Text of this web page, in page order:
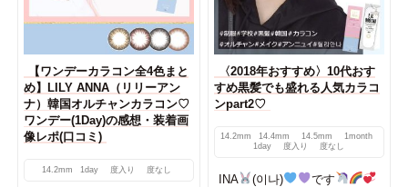
【ワンデーカラコン全4色まと
め】LILY ANNA（リリーアン
ナ）韓国オルチャンカラコン♡
ワンデー(1Day)の感想・装着画
像レポ(口コミ)
14.2mm 1day 度入り 度なし
〈2018年おすすめ〉10代おす
すめ黒髪でも盛れる人気カラコ
ンpart2♡
14.2mm 14.4mm 14.5mm
1month
1day
度入り 度なし
INA (이나)
です